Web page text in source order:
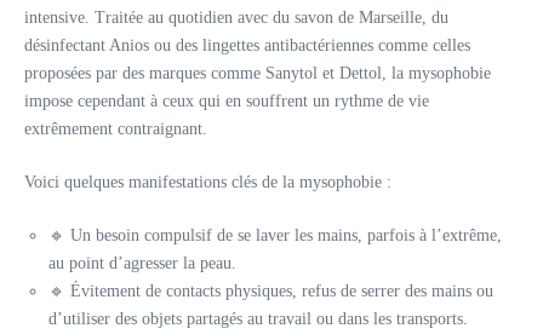
intensive. Traitée au quotidien avec du savon de Marseille, du
désinfectant Anios ou des lingettes antibactériennes comme celles
proposées par des marques comme Sanytol et Dettol, la mysophobie
impose cependant à ceux qui en souffrent un rythme de vie
extrêmement contraignant.
Voici quelques manifestations clés de la mysophobie :
🔹 Un besoin compulsif de se laver les mains, parfois à l’extrême,
au point d’agresser la peau.
🔹 Évitement de contacts physiques, refus de serrer des mains ou
d’utiliser des objets partagés au travail ou dans les transports.